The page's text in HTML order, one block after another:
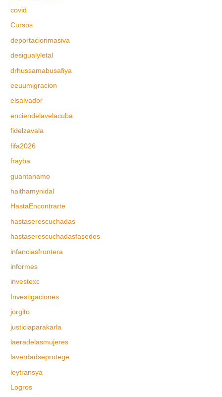
covid
Cursos
deportacionmasiva
desigualyletal
drhussamabusafiya
eeuumigracion
elsalvador
enciendelavelacuba
fidelzavala
fifa2026
frayba
guantanamo
haithamynidal
HastaEncontrarte
hastaserescuchadas
hastaserescuchadasfasedos
infanciasfrontera
informes
investexc
Investigaciones
jorgito
justiciaparakarla
laeradelasmujeres
laverdadseprotege
leytransya
Logros